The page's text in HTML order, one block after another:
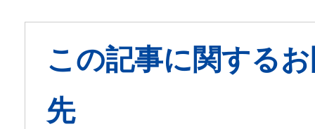
この記事に関する
先